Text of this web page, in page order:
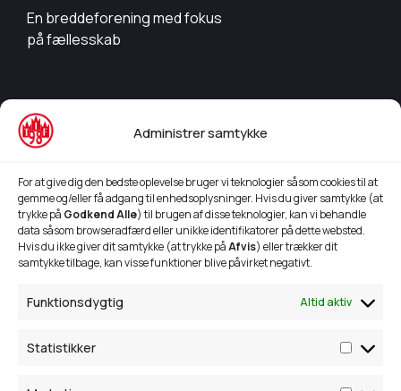
Administrer samtykke
For at give dig den bedste oplevelse bruger vi teknologier såsom cookies til at
gemme og/eller få adgang til enhedsoplysninger. Hvis du giver samtykke (at
trykke på Godkend Alle) til brugen af disse teknologier, kan vi behandle
data såsom browseradfærd eller unikke identifikatorer på dette websted.
Hvis du ikke giver dit samtykke (at trykke påAfvis) eller trækker dit
samtykke tilbage, kan visse funktioner blive påvirket negativt.
Funktionsdygtig Altid aktiv
Statistikker
En breddeforening med fokus
på fællesskab
Info
Bestyrelsesmedlemmer
Aktivitetsoversigt 24/25
Børnehave idræt
TIF 98's Sponsorkoncept
9690 Fjerritslev